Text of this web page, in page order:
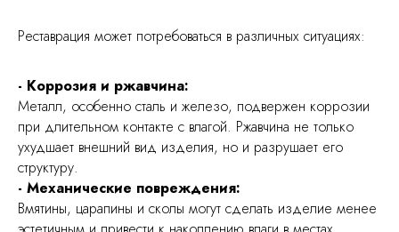
Реставрация может потребоваться в различных ситуациях:
- Коррозия и ржавчина:
Металл, особенно сталь и железо, подвержен коррозии
при длительном контакте с влагой. Ржавчина не только
ухудшает внешний вид изделия, но и разрушает его
структуру.
- Механические повреждения:
Вмятины, царапины и сколы могут сделать изделие менее